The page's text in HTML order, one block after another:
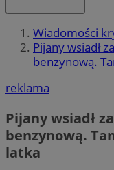
Wiadomości
Pijany wsiadł
benzynową.
reklama
Pijany wsiadł
benzynową.
latka